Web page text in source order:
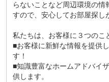
らないことなど周辺環境の情
すので、安心してお部屋探し
私たちは、お客様に３つのこ
■お客様に新鮮な情報を提供
す！
■知識豊富なホームアドバイ
供します。